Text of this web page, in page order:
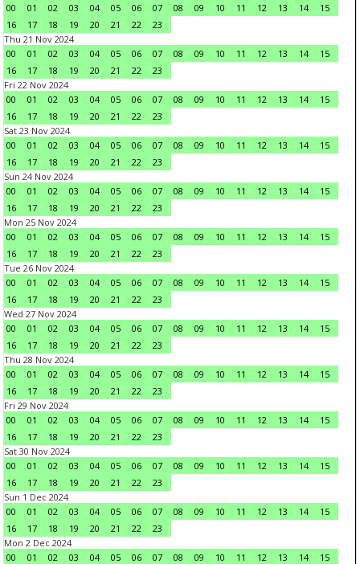
00
01 02 03 04 05 06 07 08 09 10 11 12 13 14
15
16
17 18 19 20 21 22
23
Thu 21 Nov 2024
00
01 02 03 04 05 06 07 08 09 10 11 12 13 14
15
16
17 18 19 20 21 22
23
Fri 22 Nov 2024
00
01 02 03 04 05 06 07 08 09 10 11 12 13 14
15
16
17 18 19 20 21 22
23
Sat 23 Nov 2024
00
01 02 03 04 05 06 07 08 09 10 11 12 13 14
15
16
17 18 19 20 21 22
23
Sun 24 Nov 2024
00
01 02 03 04 05 06 07 08 09 10 11 12 13 14
15
16
17 18 19 20 21 22
23
Mon 25 Nov 2024
00
01 02 03 04 05 06 07 08 09 10 11 12 13 14
15
16
17 18 19 20 21 22
23
Tue 26 Nov 2024
00
01 02 03 04 05 06 07 08 09 10 11 12 13 14
15
16
17 18 19 20 21 22
23
Wed 27 Nov 2024
00
01 02 03 04 05 06 07 08 09 10 11 12 13 14
15
16
17 18 19 20 21 22
23
Thu 28 Nov 2024
00
01 02 03 04 05 06 07 08 09 10 11 12 13 14
15
16
17 18 19 20 21 22
23
Fri 29 Nov 2024
00
01 02 03 04 05 06 07 08 09 10 11 12 13 14
15
16
17 18 19 20 21 22
23
Sat 30 Nov 2024
00
01 02 03 04 05 06 07 08 09 10 11 12 13 14
15
16
17 18 19 20 21 22
23
Sun 1 Dec 2024
00
01 02 03 04 05 06 07 08 09 10 11 12 13 14
15
16
17 18 19 20 21 22
23
Mon 2 Dec 2024
00
01 02 03 04 05 06 07 08 09 10 11 12 13 14
15